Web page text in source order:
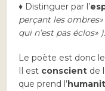
♦ Distinguer par l’
perçant les ombres»
qui n’est pas éclos» ).
Le poète est donc
Il est conscient de
que prend l’